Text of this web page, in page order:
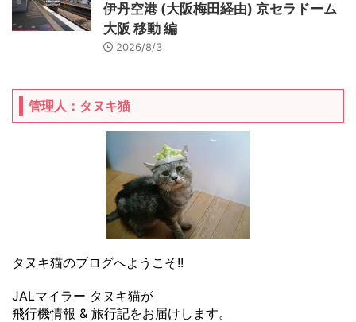
伊丹空港 (大阪梅田経由) 京セラドーム
大阪 移動 編
2026/8/3
管理人：タヌキ猫
タヌキ猫のブログへようこそ!!
JALマイラー タヌキ猫が
飛行機情報 & 旅行記をお届けします。